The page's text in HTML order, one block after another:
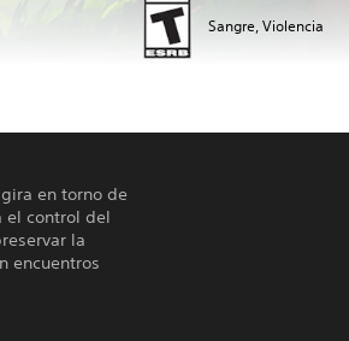
Sangre, Violencia
en torno de
el control del
la
encuentros